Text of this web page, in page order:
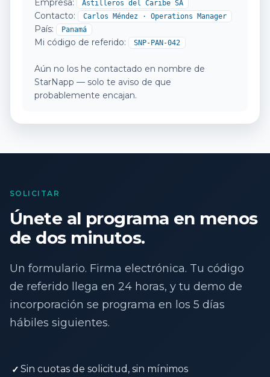
Empresa: Astilleros del Caribe SA
Contacto: Carlos Méndez · Operations Manager
País: Panamá
Mi código de referido: SNP-PAN-042
Aún no los he contactado en nombre de
StarNapp — solo te aviso de que
probablemente encajan.
SOLICITAR
Únete al programa en menos
de dos minutos.
Un formulario. Firma electrónica. Tu código
de referido llega en 24 horas, y tu demo de
incorporación se programa en los 5 días
hábiles siguientes.
✓ Sin cuotas de solicitud, sin mínimos